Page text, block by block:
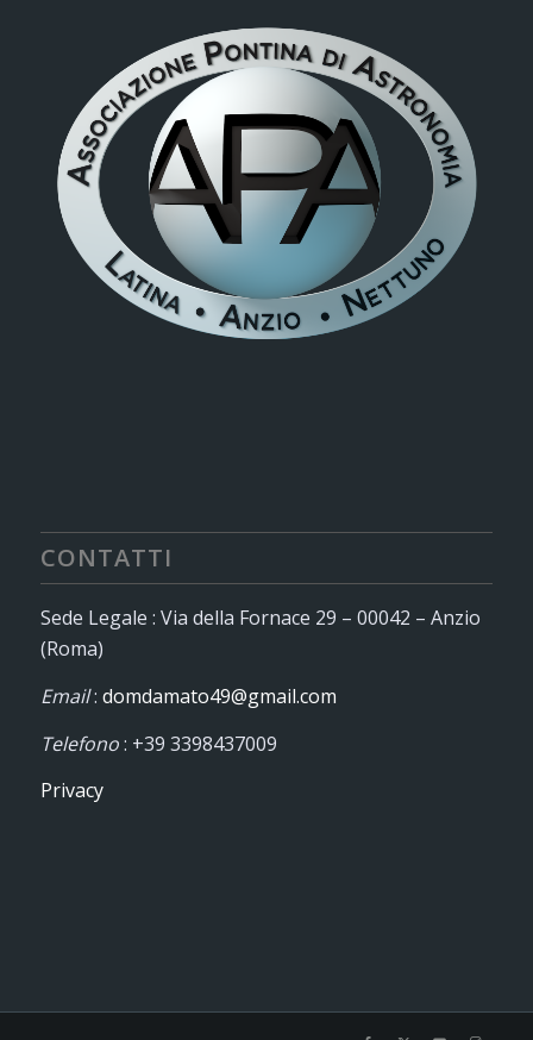
CONTATTI
Sede Legale : Via della Fornace 29 – 00042 – Anzio
(Roma)
Email: domdamato49@gmail.com
Telefono: +39 3398437009
Privacy